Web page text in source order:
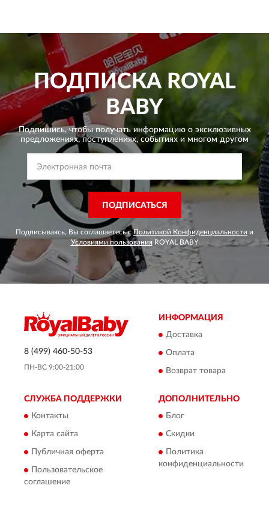
ПОДПИСКАROYAL
BABY
Подпишись, чтобы получать информацию о эксклюзивных
предложениях,поступлениях, событиях и многом другом
ПОДПИСАТЬСЯ
Подписываясь, Вы соглашаетесь сПолитикой Конфиденциальности и
Условиями пользования ROYAL BABY
8 (499) 460-50-53
ПН-ВС 9:00-21:00
ИНФОРМАЦИЯ
Доставка
Оплата
Возврат товара
СЛУЖБА ПОДДЕРЖКИ
Контакты
Карта сайта
Публичная оферта
Пользовательское
соглашение
ДОПОЛНИТЕЛЬНО
Блог
Скидки
Политика
конфиденциальности